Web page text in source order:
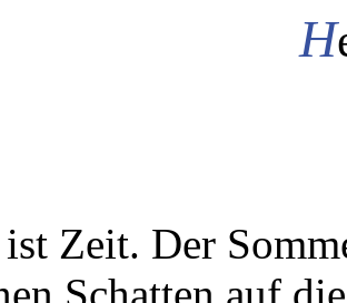
H
Zeit. Der